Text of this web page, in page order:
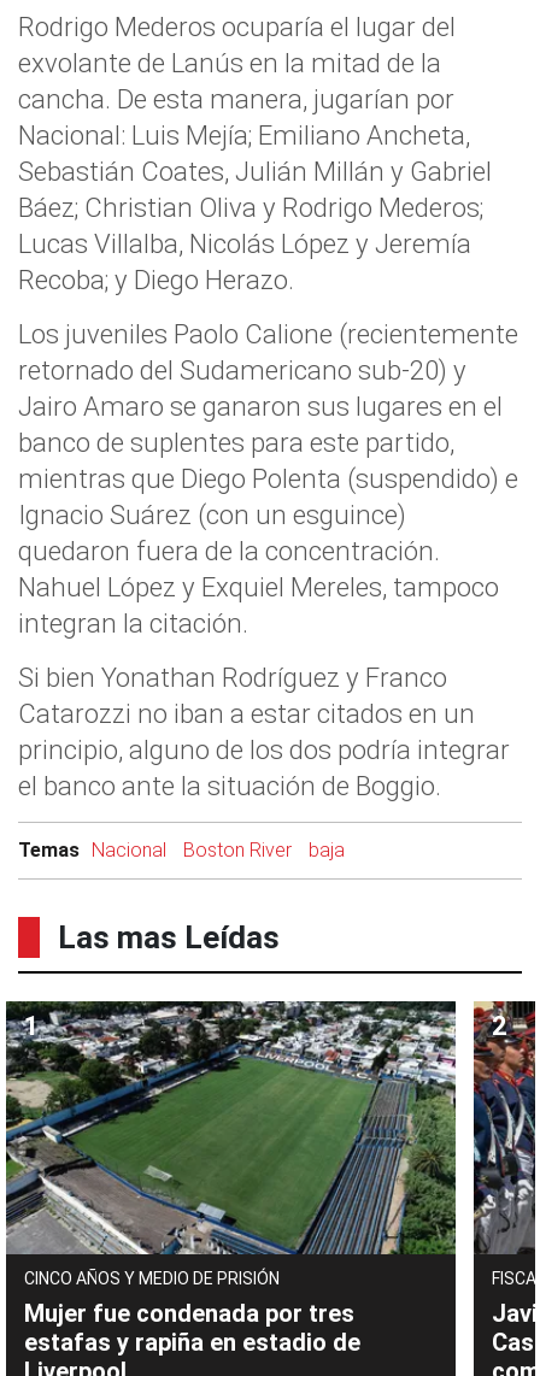
Rodrigo Mederos ocuparía el lugar del
exvolante de Lanús en la mitad de la
cancha. De esta manera, jugarían por
Nacional: Luis Mejía; Emiliano Ancheta,
Sebastián Coates, Julián Millán y Gabriel
Báez; Christian Oliva y Rodrigo Mederos;
Lucas Villalba, Nicolás López y Jeremía
Recoba; y Diego Herazo.
Los juveniles Paolo Calione (recientemente
retornado del Sudamericano sub-20) y
Jairo Amaro se ganaron sus lugares en el
banco de suplentes para este partido,
mientras que Diego Polenta (suspendido) e
Ignacio Suárez (con un esguince)
quedaron fuera de la concentración.
Nahuel López y Exquiel Mereles, tampoco
integran la citación.
Si bien Yonathan Rodríguez y Franco
Catarozzi no iban a estar citados en un
principio, alguno de los dos podría integrar
el banco ante la situación de Boggio.
Temas Nacional Boston River baja
Las mas Leídas
CINCO AÑOS Y MEDIO DE PRISIÓN
Mujer fue condenada por tres
estafas y rapiña en estadio de